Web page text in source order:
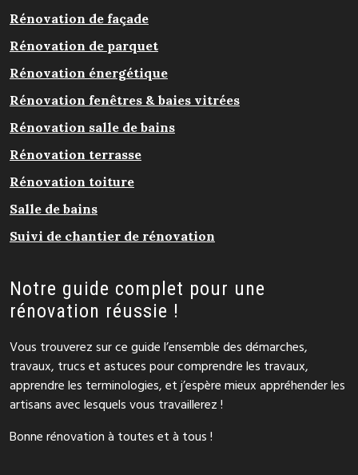
Rénovation de façade
Rénovation de parquet
Rénovation énergétique
Rénovation fenêtres & baies vitrées
Rénovation salle de bains
Rénovation terrasse
Rénovation toiture
Salle de bains
Suivi de chantier de rénovation
Notre guide complet pour une
rénovation réussie !
Vous trouverez sur ce guide l’ensemble des démarches,
travaux, trucs et astuces pour comprendre les travaux,
apprendre les terminologies, et j’espère mieux appréhender les
artisans avec lesquels vous travaillerez !
Bonne rénovation à toutes et à tous !